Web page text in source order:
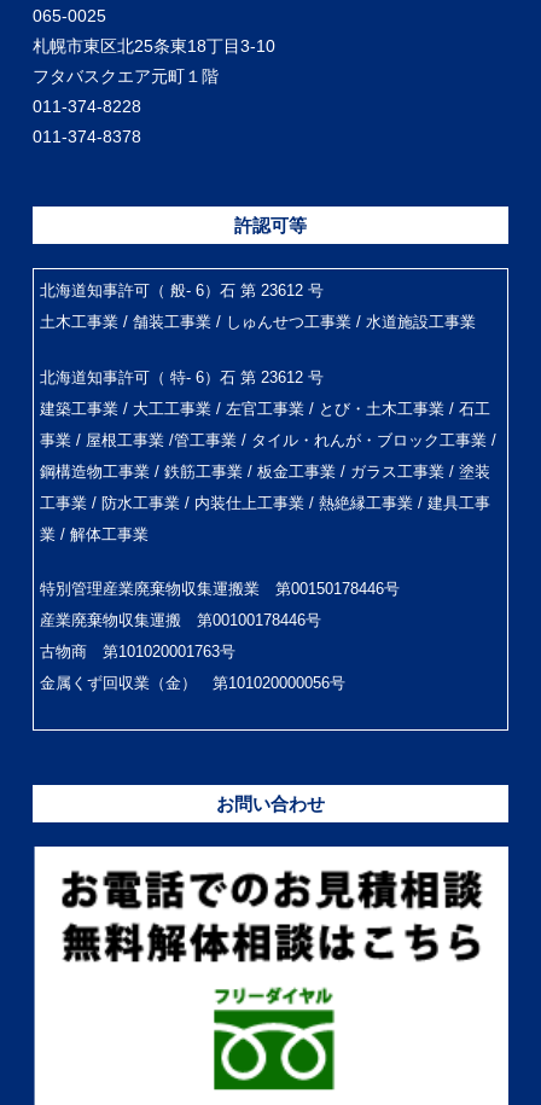
065-0025
札幌市東区北25条東18丁目3-10
フタバスクエア元町１階
011-374-8228
011-374-8378
許認可等
北海道知事許可（ 般- 6）石 第 23612 号
土木工事業 / 舗装工事業 / しゅんせつ工事業 / 水道施設工事業
北海道知事許可（ 特- 6）石 第 23612 号
建築工事業 / 大工工事業 / 左官工事業 / とび・土木工事業 / 石工
事業 / 屋根工事業 /管工事業 / タイル・れんが・ブロック工事業 /
鋼構造物工事業 / 鉄筋工事業 / 板金工事業 / ガラス工事業 / 塗装
工事業 / 防水工事業 / 内装仕上工事業 / 熱絶縁工事業 / 建具工事
業 / 解体工事業
特別管理産業廃棄物収集運搬業 第00150178446号
産業廃棄物収集運搬 第00100178446号
古物商 第101020001763号
金属くず回収業（金） 第101020000056号
お問い合わせ